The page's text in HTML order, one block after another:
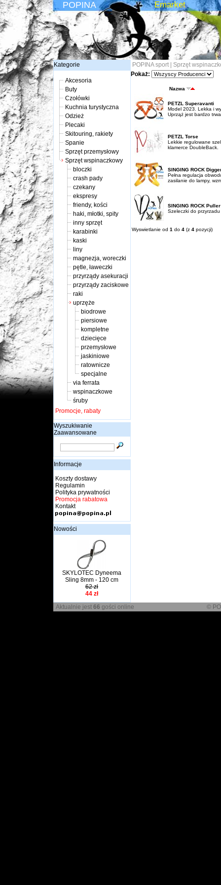
POPINA Emarket
Kategorie
Akcesoria
Buty
Czołówki
Kuchnia turystyczna
Odzież
Plecaki
Skitouring, rakiety
Spanie
Sprzęt przemysłowy
Sprzęt wspinaczkowy
bloczki
crash pady
czekany
ekspresy
friendy, kości
haki, młotki, spity
inny sprzęt
karabinki
kaski
liny
magnezja, woreczki
pętle, ławeczki
przyrządy asekuracji
przyrządy zaciskowe
raki
uprzęże
biodrowe
piersiowe
kompletne
dziecięce
przemysłowe
jaskiniowe
ratownicze
specjalne
via ferrata
wspinaczkowe
śruby
Promocje, rabaty
Wyszukiwanie
Zaawansowane
Informacje
Koszty dostawy
Regulamin
Polityka prywatności
Promocja rabatowa
Kontakt
Nowości
SKYLOTEC Dyneema
Sling 8mm - 120 cm
62 zł
44 zł
POPINA sport|
Sprzęt
Pokaż:
Nazwa
PETZL Superavanti
Model 2023. Lekka i
Uprząż jest bardzo
PETZL Torse
Lekkie regulowane
klamerce DoubleBack.
SINGING ROCK
Pełna regulacja
zasilanie do lampy,
SINGING ROCK Puller
Szeleczki do
Wyswietlanie od 1 do 4(z 4pozycji)
Aktualnie jest 66 gości online ©